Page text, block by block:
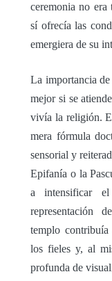
ceremonia no era
sí ofrecía las
emergiera de su
La importancia
mejor si se
vivía la religión.
mera fórmula
sensorial y
Epifanía o la
a intensificar
representación
templo
los fieles y, al
profunda de